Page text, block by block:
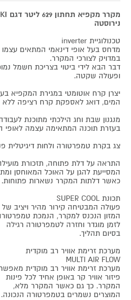
נירוסטה
טכנולוגיית inverter
מדחס בעל אופי דינאמי המתאים עצמו
במדויק לצורכי המקרר.
דבר הבא לידי ביטוי בצריכת חשמל
ופעולה שקטה.
יצרן קרח אוטומטי במגירת המקפיא
המים, דואג לאספקת קרח רציפה ללא
בעזרת תוכנה המתאימה עצמה
צג בקרת טמפרטורה ולחות דיגיטלית
התראה על דלת פתוחה, תזכורת
המסייעת להגן על האוכל המאוחסן
כאשר דלתות המקרר נשארות פתוחות.
תכונת SUPER COOL
פעולה המבטיחה קירור מהיר ויציב של
המזון הנכנס למקרר, הנמכת
לזמן מוגדר וחזרה לטמפרטורה רגילה
בסיום תהליך.
מערכת זרימת אוויר רב מוקדית
MULTI AIR FLOW
מערכת זרימת אוויר רב מוקדית
פיזור אוויר קר באופן אחיד לכל פינות
המקרר. כך גם כאשר המקרר מלא,
המוצרים נשמרים בטמפרטורה הנכונה.